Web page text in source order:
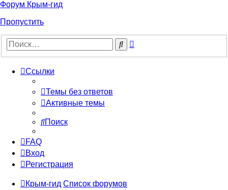
Форум Крым-гид
Пропустить
Поиск
Ссылки
Темы без ответов
Активные темы
Поиск
FAQ
Вход
Регистрация
Крым-гид Список форумов